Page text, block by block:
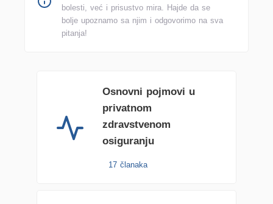
bolesti, već i prisustvo mira. Hajde da se
bolje upoznamo sa njim i odgovorimo na sva
pitanja!
Osnovni pojmovi u
privatnom
zdravstvenom
osiguranju
17 članaka